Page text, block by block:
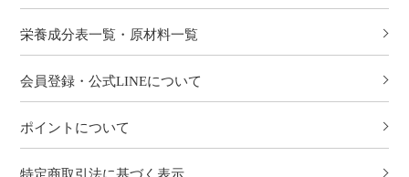
栄養成分表一覧・原材料一覧
会員登録・公式LINEについて
ポイントについて